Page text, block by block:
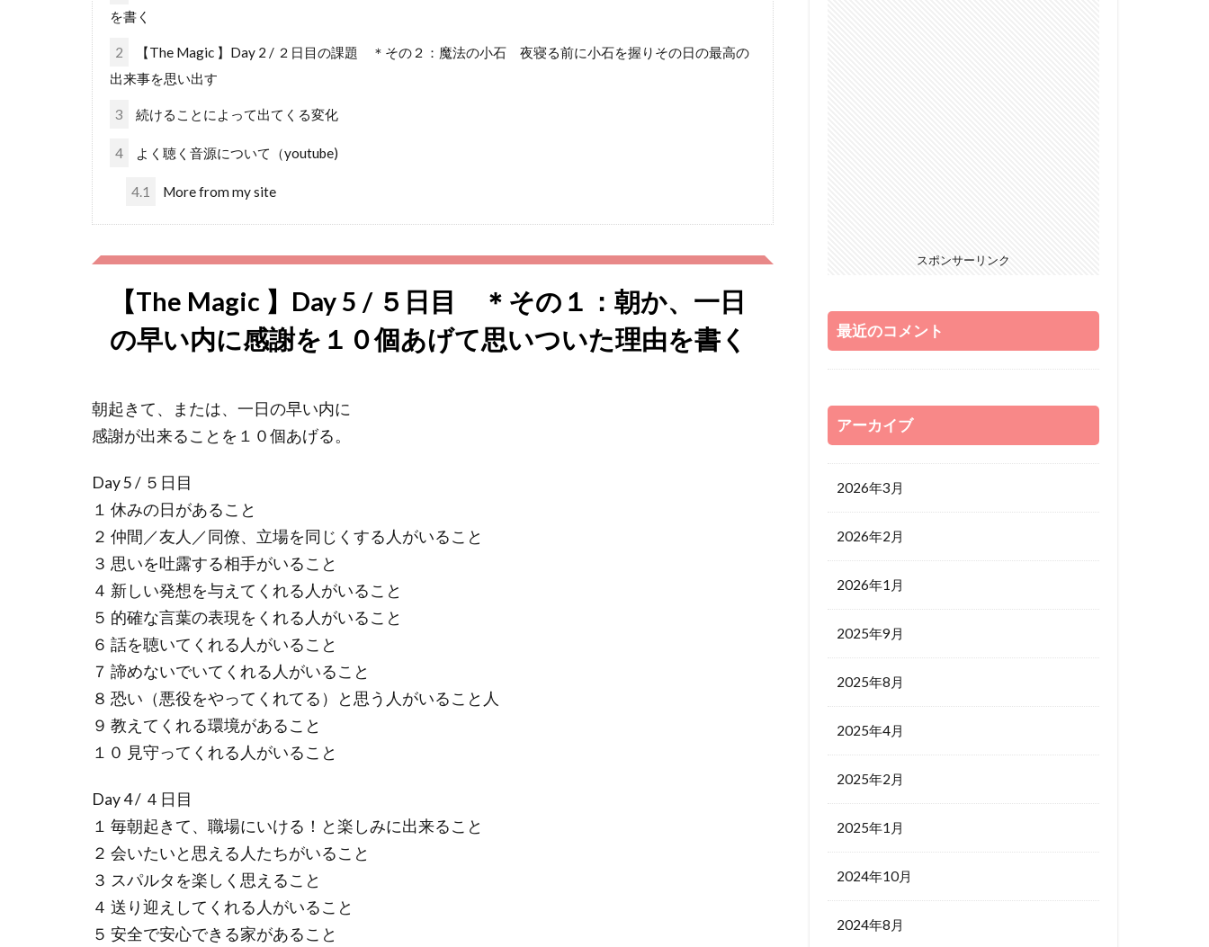
を書く
2
【The Magic 】Day 2 / ２日目の課題 ＊その２：魔法の小石 夜寝る前に小石を握りその日の最高の
出来事を思い出す
3 続けることによって出てくる変化
4 よく聴く音源について（youtube)
4.1 More from my site
【The Magic 】Day 5 / ５日目 ＊その１：朝か、一日
の早い内に感謝を１０個あげて思いついた理由を書く
朝起きて、または、一日の早い内に
感謝が出来ることを１０個あげる。
Day 5 / ５日目
１ 休みの日があること
２ 仲間／友人／同僚、立場を同じくする人がいること
３ 思いを吐露する相手がいること
４ 新しい発想を与えてくれる人がいること
５ 的確な言葉の表現をくれる人がいること
６ 話を聴いてくれる人がいること
７ 諦めないでいてくれる人がいること
８ 恐い（悪役をやってくれてる）と思う人がいること人
９ 教えてくれる環境があること
１０ 見守ってくれる人がいること
Day 4 / ４日目
１ 毎朝起きて、職場にいける！と楽しみに出来ること
２ 会いたいと思える人たちがいること
３ スパルタを楽しく思えること
４ 送り迎えしてくれる人がいること
５ 安全で安心できる家があること
スポンサーリンク
最近のコメント
アーカイブ
2026年3月
2026年2月
2026年1月
2025年9月
2025年8月
2025年4月
2025年2月
2025年1月
2024年10月
2024年8月